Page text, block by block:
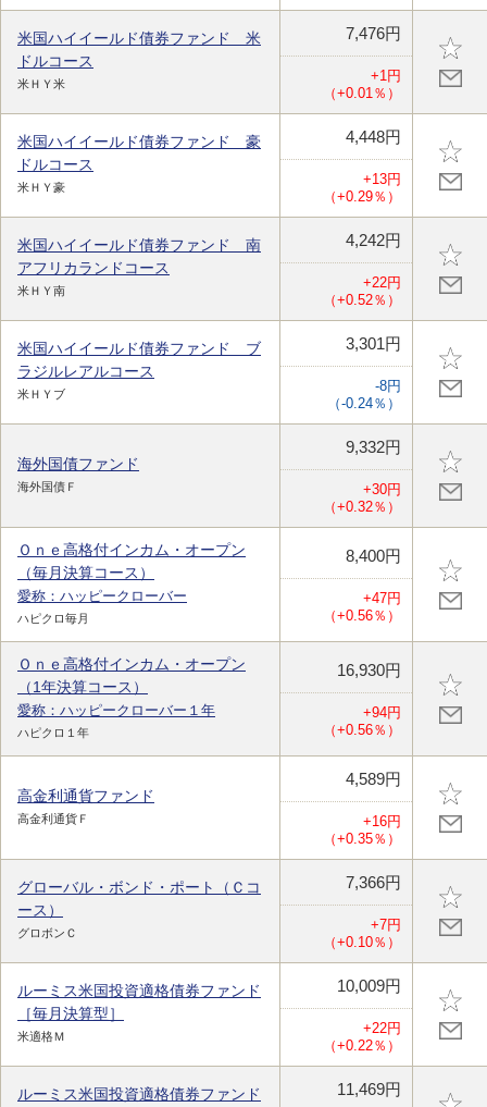
米国ハイイールド債券ファンド 米
ドルコース
米ＨＹ米
7,476円
+1円
（+0.01％）
米国ハイイールド債券ファンド 豪
ドルコース
米ＨＹ豪
4,448円
+13円
（+0.29％）
米国ハイイールド債券ファンド 南
アフリカランドコース
米ＨＹ南
4,242円
+22円
（+0.52％）
米国ハイイールド債券ファンド ブ
ラジルレアルコース
米ＨＹブ
3,301円
-8円
（-0.24％）
海外国債ファンド
海外国債Ｆ
9,332円
+30円
（+0.32％）
Ｏｎｅ高格付インカム・オープン
（毎月決算コース）
愛称：ハッピークローバー
ハピクロ毎月
8,400円
+47円
（+0.56％）
Ｏｎｅ高格付インカム・オープン
（1年決算コース）
愛称：ハッピークローバー１年
ハピクロ１年
16,930円
+94円
（+0.56％）
高金利通貨ファンド
高金利通貨Ｆ
4,589円
+16円
（+0.35％）
グローバル・ボンド・ポート（Ｃコ
ース）
グロボンＣ
7,366円
+7円
（+0.10％）
ルーミス米国投資適格債券ファンド
［毎月決算型］
米適格Ｍ
10,009円
+22円
（+0.22％）
ルーミス米国投資適格債券ファンド
11,469円